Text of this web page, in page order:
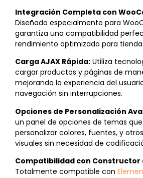
Integración Completa con
Diseñado especialmente para
garantiza una compatibilidad
rendimiento optimizado para
Carga AJAX Rápida: Utiliza
cargar productos y páginas de
mejorando la experiencia del
navegación sin interrupciones.
Opciones de Personalización
un panel de opciones de temas
personalizar colores, fuentes, y
visuales sin necesidad de
Compatibilidad con Constructor
Totalmente compatible con